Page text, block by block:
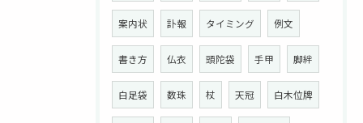
案内状 訃報 タイミング 例文
書き方 仏衣 頭陀袋 手甲 脚絆
白足袋 数珠 杖 天冠 白木位牌